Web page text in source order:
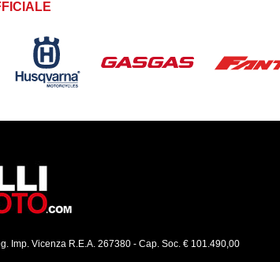
Imp. Vicenza R.E.A. 267380 - Cap. Soc. € 101.490,00